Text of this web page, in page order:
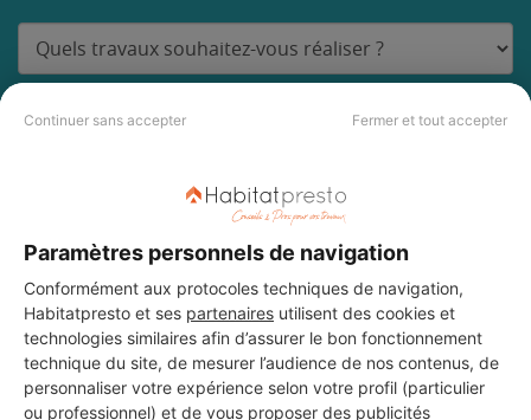
Continuer sans accepter Fermer et tout accepter
Paramètres personnels de navigation
Conformément aux protocoles techniques de navigation,
Habitatpresto et ses partenaires utilisent des cookies et
technologies similaires afin d’assurer le bon fonctionnement
technique du site, de mesurer l’audience de nos contenus, de
personnaliser votre expérience selon votre profil (particulier
ou professionnel) et de vous proposer des publicités